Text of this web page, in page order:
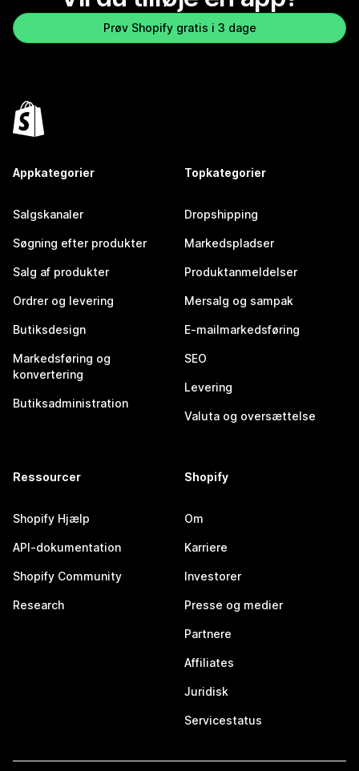
Prøv Shopify gratis i 3 dage
Appkategorier
Salgskanaler
Søgning efter produkter
Salg af produkter
Ordrer og levering
Butiksdesign
Markedsføring og
konvertering
Butiksadministration
Topkategorier
Dropshipping
Markedspladser
Produktanmeldelser
Mersalg og sampak
E-mailmarkedsføring
SEO
Levering
Valuta og oversættelse
Ressourcer
Shopify Hjælp
API-dokumentation
Shopify Community
Research
Shopify
Om
Karriere
Investorer
Presse og medier
Partnere
Affiliates
Juridisk
Servicestatus